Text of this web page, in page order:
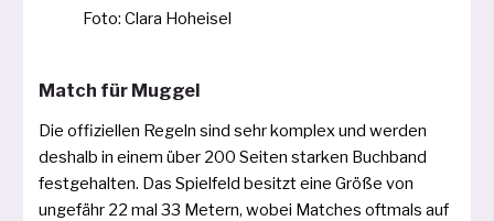
Foto: Clara Hoheisel
Match für Muggel
Die offi­zi­el­len Regeln sind sehr kom­plex und wer­den
des­halb in einem über 200 Seiten star­ken Buchband
fest­ge­hal­ten. Das Spielfeld besitzt eine Größe von
unge­fähr 22 mal 33 Metern, wobei Matches oft­mals auf